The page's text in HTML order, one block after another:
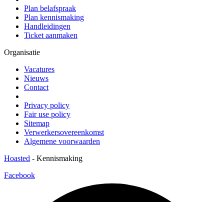
Plan belafspraak
Plan kennismaking
Handleidingen
Ticket aanmaken
Organisatie
Vacatures
Nieuws
Contact
Privacy policy
Fair use policy
Sitemap
Verwerkersovereenkomst
Algemene voorwaarden
Hoasted - Kennismaking
Facebook